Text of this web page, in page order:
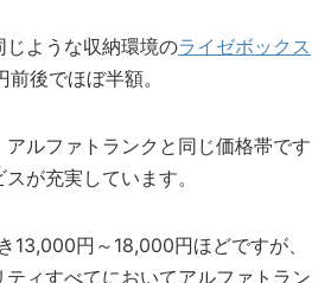
ような収納環境のライゼボックス
後でほぼ半額。
アルファトランクと同じ価格帯です
が充実しています。
13,000円～18,000円ほどですが、
ィすべてにおいてアルファトラン